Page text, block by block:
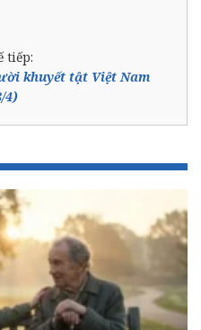
tiếp:
khuyết tật Việt Nam
4)